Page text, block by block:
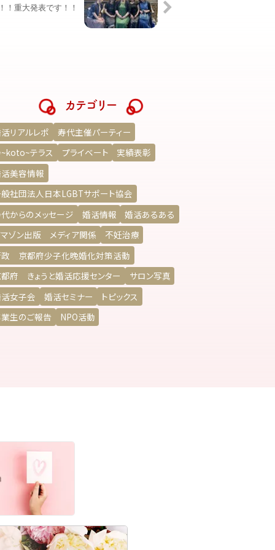
！重大発表です！！
カテゴリー
リアルレポ
寿代主催パーティー
テラス
プライベート
実績表彰
美容情報
社団法人日本LGBTサポート協会
からのメッセージ
婚活情報
婚活あるある
ゾン出版 メディア関係
不妊治療
京都府少子化晩婚化対策活動
府 きょうと婚活応援センター
サロン写真
女子会
婚活セミナー
トピックス
生のご報告
NPO活動